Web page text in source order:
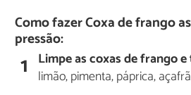
Como fazer Coxa de frango
pressão:
1 Limpe as coxas de frango
limão, pimenta, páprica,